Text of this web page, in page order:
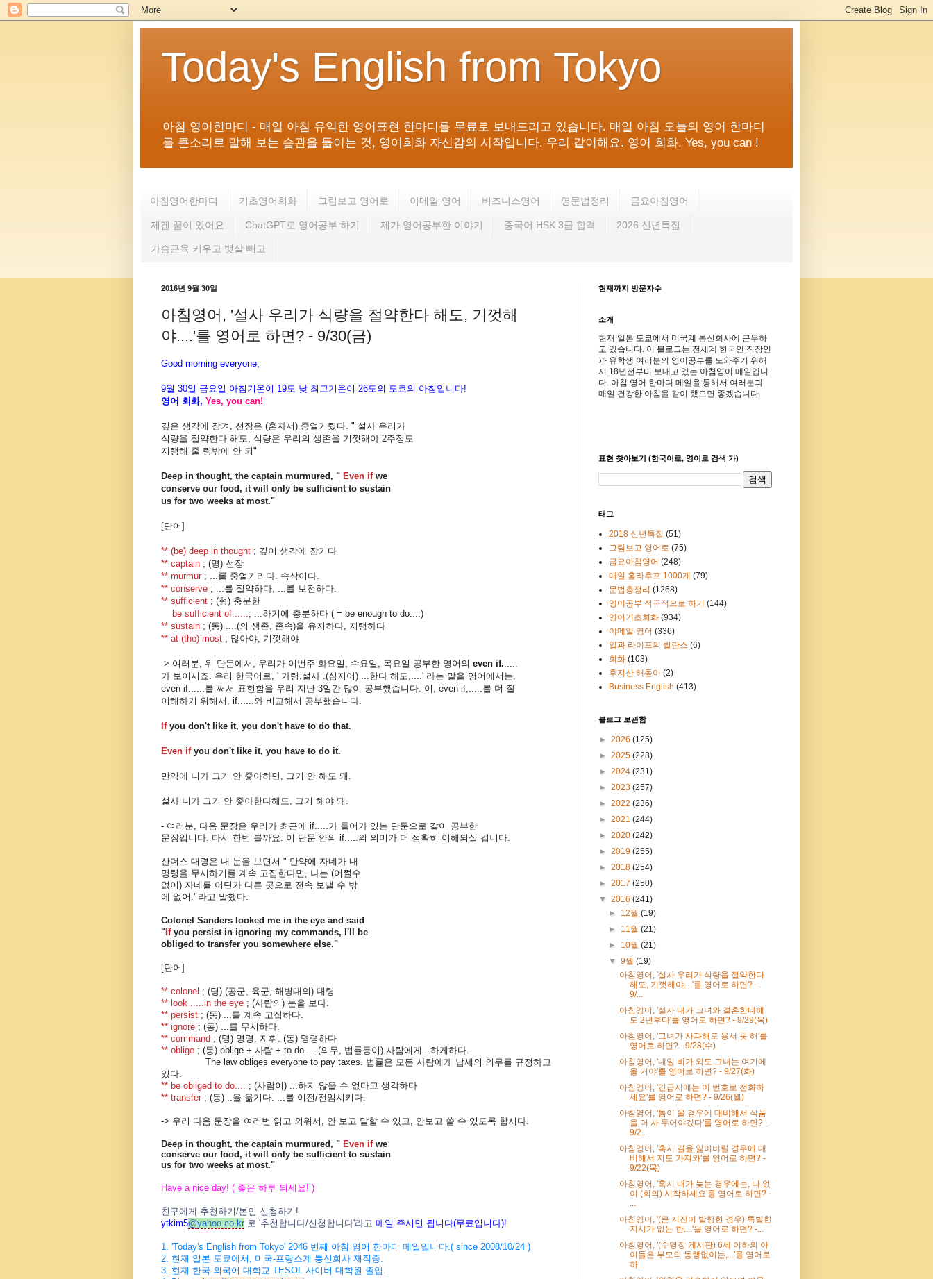
Today's English from Tokyo
아침 영어한마디 - 매일 아침 유익한 영어표현 한마디를 무료로 보내드리고 있습니다. 매일 아침 오늘의 영어 한마디
를 큰소리로 말해 보는 습관을 들이는 것, 영어회화 자신감의 시작입니다. 우리 같이해요. 영어 회화, Yes, you can !
아침영어한마디 기초영어회화 그림보고 영어로 이메일 영어 비즈니스영어 영문법정리 금요아침영어
제겐 꿈이 있어요 ChatGPT로 영어공부 하기 제가 영어공부한 이야기 중국어 HSK 3급 합격 2026 신년특집
가슴근육 키우고 뱃살 빼고
2016년 9월 30일
아침영어, '설사 우리가 식량을 절약한다 해도, 기껏해
야....'를 영어로 하면? - 9/30(금)
Good morning everyone,
9월 30일 금요일 아침기온이 19도 낮 최고기온이 26도의 도쿄의 아침입니다!
영어 회화, Yes, you can!
깊은 생각에 잠겨, 선장은 (혼자서) 중얼거렸다. " 설사 우리가
식량을 절약한다 해도, 식량은 우리의 생존을 기껏해야 2주정도
지탱해 줄 량밖에 안 되"
Deep in thought, the captain murmured, " Even ifwe
conserve our food, it will only be sufficient to sustain
us for two weeks at most."
[단어]
** (be) deep in thought ; 깊이 생각에 잠기다
** captain ; (명) 선장
** murmur ; ...를 중얼거리다. 속삭이다.
** conserve ; ...를 절약하다, ...를 보전하다.
** sufficient ; (형) 충분한
be sufficient of......; ...하기에 충분하다 ( = be enough to do....)
** sustain ; (동) ....(의 생존, 존속)을 유지하다, 지탱하다
** at (the) most ; 많아야, 기껏해야
-> 여러분, 위 단문에서, 우리가 이번주 화요일, 수요일, 목요일 공부한 영어의 even if......
가 보이시죠. 우리 한국어로, ' 가령,설사 .(심지어) ...한다 해도,....' 라는 말을 영어에서는,
even if......를 써서 표현함을 우리 지난 3일간 많이 공부했습니다. 이, even if,.....를 더 잘
이해하기 위해서, if......와 비교해서 공부했습니다.
If you don't like it, you don't have to do that.
Even if you don't like it, you have to do it.
만약에 니가 그거 안 좋아하면, 그거 안 해도 돼.
설사 니가 그거 안 좋아한다해도, 그거 해야 돼.
- 여러분, 다음 문장은 우리가 최근에 if.....가 들어가 있는 단문으로 같이 공부한
문장입니다. 다시 한번 볼까요. 이 단문 안의 if.....의 의미가 더 정확히 이해되실 겁니다.
산더스 대령은 내 눈을 보면서 " 만약에 자네 가 내
명령을 무시하기를 계속 고집한다면, 나는 (어쩔 수
없이) 자네를 어딘가 다른 곳으로 전속 보낼 수 밖
에 없어.' 라고 말했다.
Colonel Sanders looked me in the eye and said
" If you persistin ignoring my commands, I'll be
obliged to transfer you somewhere else."
[단어]
** colonel ; (명) (공군, 육군, 해병대의) 대령
** look .....in the eye ; (사람의) 눈을 보다.
** persist ; (동) ...를 계속 고집하다.
** ignore ; (동) ...를 무시하다.
** command ; (명) 명령, 지휘. (동) 명령하다
** oblige ; (동) oblige + 사람 + to do.... (의무, 법률등이) 사람에게...하게하다.
The law obliges everyone to pay taxes. 법률은 모든 사람에게 납세의 의무를 규정하고
있다.
** be obliged to do.... ; (사람이) ...하지 않을 수 없다고 생각하다
** transfer ; (동) ..을 옮기다. ...를 이전/전임시키다.
-> 우리 다음 문장을 여러번 읽고 외워서, 안 보고 말할 수 있고, 안보고 쓸 수 있도록 합시다.
Deep in thought, the captain murmured, " Even ifwe
conserve our food, it will only be sufficient to sustain
us for two weeks at most."
Have a nice day! ( 좋은 하루 되세요! )
친구에게 추천하기/본인 신청하기 !
ytkim5@yahoo.co.kr 로 '추천합니다/신청합니다'라고 메일 주시면 됩니다(무료입니다)!
1. 'Today's English from Tokyo' 2046 번째 아침 영어 한마디 메일입니다.( since 2008/10/24 )
2. 현재 일본 도쿄에서 , 미국-프랑스계 통신회사 재직중.
3. 현재 한국 외국어 대학교 TESOL 사이버 대학원 졸업 .
현재까지 방문자수
소개
현재 일본 도쿄에서 미국계 통신회사에 근무하
고 있습니다. 이 블로그는 전세계 한국인 직장인
과 유학생 여러분의 영어공부를 도와주기 위해
서 18년전부터 보내고 있는 아침영어 메일입니
다. 아침 영어 한마디 메일을 통해서 여러분과
매일 건강한 아침을 같이 했으면 좋겠습니다.
표현 찾아보기 (한국어로, 영어로 검색 가)
태그
2018 신년특집 (51)
그림보고 영어로 (75)
금요아침영어 (248)
매일 훌라후프 1000개 (79)
문법총정리 (1268)
영어공부 적극적으로 하기 (144)
영어기초회화 (934)
이메일 영어 (336)
일과 라이프의 발란스 (6)
회화 (103)
후지산 해돋이 (2)
Business English (413)
블로그 보관함
► 2026 (125)
► 2025 (228)
► 2024 (231)
► 2023 (257)
► 2022 (236)
► 2021 (244)
► 2020 (242)
► 2019 (255)
► 2018 (254)
► 2017 (250)
▼ 2016 (241)
► 12월(19)
► 11월(21)
► 10월(21)
▼9월(19)
아침영어, '설사 우리가 식량을 절약한다
해도, 기껏해야....'를 영어로 하면? -
9/...
아침영어, '설사 내가 그녀와 결혼한다해
도 2년후다'를 영어로 하면? - 9/29(목)
아침영어, '그녀가 사과해도 용서 못 해'를
영어로 하면? - 9/28(수)
아침영어, '내일 비가 와도 그녀는 여기에
올 거야'를 영어로 하면? - 9/27(화)
아침영어, '긴급시에는 이 번호로 전화하
세요'를 영어로 하면? - 9/26(월)
아침영어, '톰이 올 경우에 대비해서 식품
을 더 사 두어야겠다'를 영어로 하면? -
9/2...
아침영어, '혹시 길을 잃어버릴 경우에 대
비해서 지도 가져와'를 영어로 하면? -
9/22(목)
아침영어, '혹시 내가 늦는 경우에는, 나 없
이 (회의) 시작하세요'를 영어로 하면? -
아침영어, '(큰 지진이 발행한 경우) 특별한
지시가 없는 한....'을 영어로 하면? -...
아침영어, '(수영장 게시판) 6세 이하의 아
이들은 부모의 동행없이는,...'를 영어로
하...